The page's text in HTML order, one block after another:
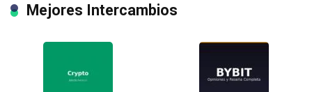
Mejores Intercambios